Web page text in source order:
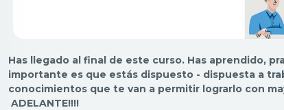
Has llegado al final de este curso. Has aprendido,
importante es que estás dispuesto - dispuesta a
conocimientos que te van a permitir lograrlo con
ADELANTE!!!!